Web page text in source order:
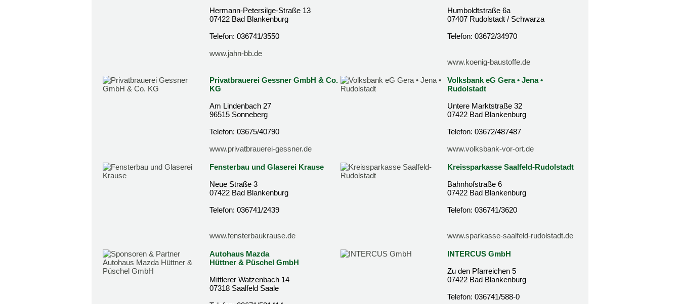
Hermann-Petersilge-Straße 13
07422 Bad Blankenburg
Telefon: 036741/3550
www.jahn-bb.de
Humboldtstraße 6a
07407 Rudolstadt / Schwarza
Telefon: 03672/34970
www.koenig-baustoffe.de
Privatbrauerei Gessner GmbH & Co.
KG
Am Lindenbach 27
96515 Sonneberg
Telefon: 03675/40790
www.privatbrauerei-gessner.de
Volksbank eG Gera • Jena •
Rudolstadt
Untere Marktstraße 32
07422 Bad Blankenburg
Telefon: 03672/487487
www.volksbank-vor-ort.de
Fensterbau und Glaserei Krause
Neue Straße 3
07422 Bad Blankenburg
Telefon: 036741/2439
www.fensterbaukrause.de
Kreissparkasse Saalfeld-Rudolstadt
Bahnhofstraße 6
07422 Bad Blankenburg
Telefon: 036741/3620
www.sparkasse-saalfeld-rudolstadt.de
Autohaus Mazda
Hüttner & Püschel GmbH
Mittlerer Watzenbach 14
07318 Saalfeld Saale
INTERCUS GmbH
Zu den Pfarreichen 5
07422 Bad Blankenburg
Telefon: 036741/588-0